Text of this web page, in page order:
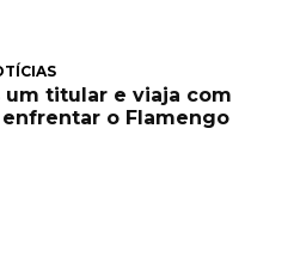
titular e viaja com
o Flamengo